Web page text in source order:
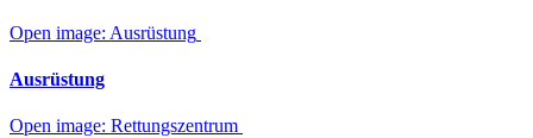
Open image: Ausrüstung
Ausrüstung
Open image: Rettungszentrum